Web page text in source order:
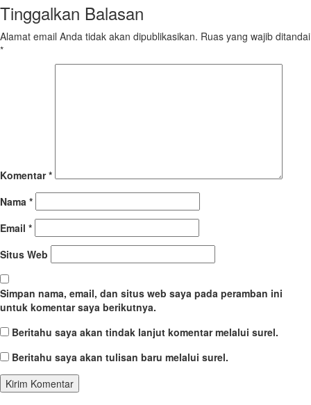
Tinggalkan Balasan
Alamat email Anda tidak akan dipublikasikan. Ruas yang wajib ditandai
*
Komentar*
Nama *
Email *
Situs Web
Simpan nama, email, dan situs web saya pada peramban ini
untuk komentar saya berikutnya.
Beritahu saya akan tindak lanjut komentar melalui surel.
Beritahu saya akan tulisan baru melalui surel.